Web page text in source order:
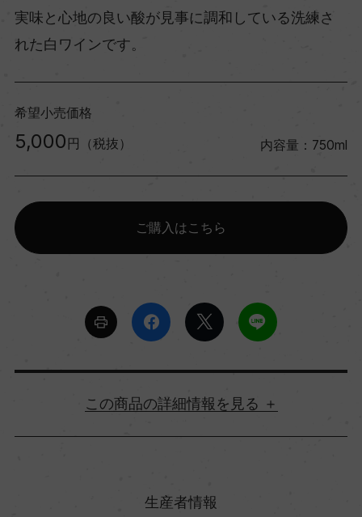
実味と心地の良い酸が見事に調和している洗練さ
れた白ワインです。
希望小売価格
5,000 円（税抜） 内容量：750ml
ご購入はこちら
詳細情報
生産者情報